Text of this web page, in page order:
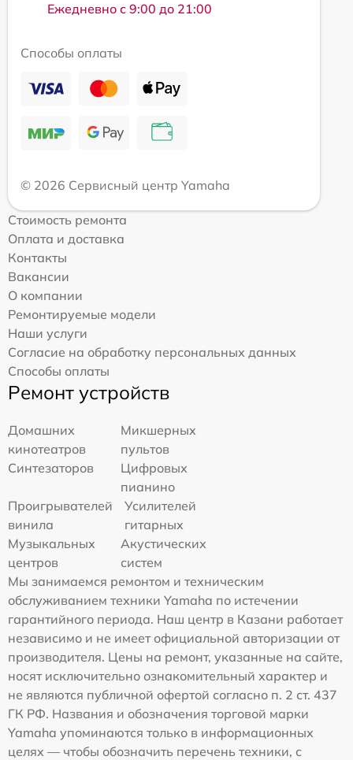
Ежедневно с 9:00 до 21:00
Способы оплаты
© 2026 Сервисный центр Yamaha
Стоимость ремонта
Оплата и доставка
Контакты
Вакансии
О компании
Ремонтируемые модели
Наши услуги
Согласие на обработку персональных данных
Способы оплаты
Ремонт устройств
Домашних
кинотеатров
Микшерных
пультов
Синтезаторов
Цифровых
пианино
Проигрывателей
винила
Усилителей
гитарных
Музыкальных
центров
Акустических
систем
Мы занимаемся ремонтом и техническим
обслуживанием техники Yamaha по истечении
гарантийного периода. Наш центр в Казани работает
независимо и не имеет официальной авторизации от
производителя. Цены на ремонт, указанные на сайте,
носят исключительно ознакомительный характер и
не являются публичной офертой согласно п. 2 ст. 437
ГК РФ. Названия и обозначения торговой марки
Yamaha упоминаются только в информационных
целях — чтобы обозначить перечень техники, с